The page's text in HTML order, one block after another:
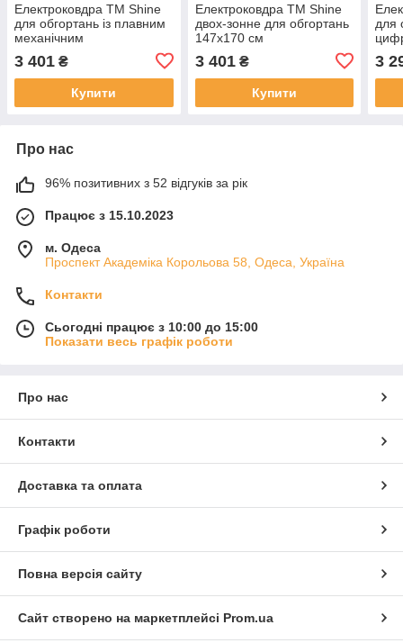
Електроковдра TM Shine
для обгортань із плавним
механічним
регулюванням 180х180 см
3 401 ₴
Купити
Електроковдра TM Shine
двох-зонне для обгортань
147х170 см
3 401₴
Купити
для
3
Про нас
96% позитивних з 52 відгуків за рік
Працює з 15.10.2023
м. Одеса
Проспект Академіка Корольова 58, Одеса, Україна
Контакти
Сьогодні працює з 10:00 до 15:00
Показати весь графік роботи
Про нас
Контакти
Доставка та оплата
Графік роботи
Повна версія сайту
Сайт створено на маркетплейсі Prom.ua